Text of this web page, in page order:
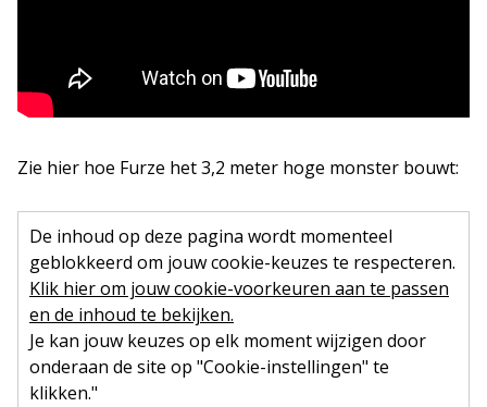
Zie hier hoe Furze het 3,2 meter hoge monster bouwt:
De inhoud op deze pagina wordt momenteel
geblokkeerd om jouw cookie-keuzes te respecteren.
Klik hier om jouw cookie-voorkeuren aan te passen
en de inhoud te bekijken.
Je kan jouw keuzes op elk moment wijzigen door
onderaan de site op "Cookie-instellingen" te
klikken."